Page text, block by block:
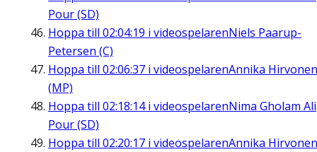
Pour (SD)
Hoppa till 02:04:19 i videospelarenNiels Paarup-
Petersen (C)
Hoppa till 02:06:37 i videospelarenAnnika Hirvonen
(MP)
Hoppa till 02:18:14i videospelarenNima Gholam Ali
Pour (SD)
Hoppa till 02:20:17 i videospelarenAnnika Hirvonen